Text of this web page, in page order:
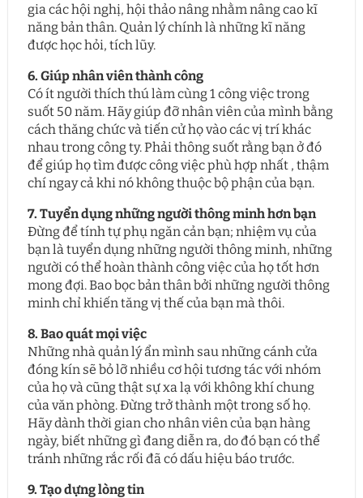
gia các hội nghị, hội thảo nâng nhằm nâng cao kĩ
năng bản thân. Quản lý chính là những kĩ năng
được học hỏi, tích lũy.
6. Giúp nhân viên thành công
Có ít người thích thú làm cùng 1 công việc trong
suốt 50 năm. Hãy giúp đỡ nhân viên của mình bằng
cách thăng chức và tiến cử họ vào các vị trí khác
nhau trong công ty. Phải thông suốt rằng bạn ở đó
để giúp họ tìm được công việc phù hợp nhất , thậm
chí ngay cả khi nó không thuộc bộ phận của bạn.
7. Tuyển dụng những người thông minh hơn bạn
Đừng để tính tự phụ ngăn cản bạn; nhiệm vụ của
bạn là tuyển dụng những người thông minh, những
người có thể hoàn thành công việc của họ tốt hơn
mong đợi. Bao bọc bản thân bởi những người thông
minh chỉ khiến tăng vị thế của bạn mà thôi.
8. Bao quát mọi việc
Những nhà quản lý ẩn mình sau những cánh cửa
đóng kín sẽ bỏ lỡ nhiều cơ hội tương tác với nhóm
của họ và cũng thật sự xa lạ với không khí chung
của văn phòng. Đừng trở thành một trong số họ.
Hãy dành thời gian cho nhân viên của bạn hàng
ngày, biết những gì đang diễn ra, do đó bạn có thể
tránh những rắc rối đã có dấu hiệu báo trước.
9. Tạo dựng lòng tin